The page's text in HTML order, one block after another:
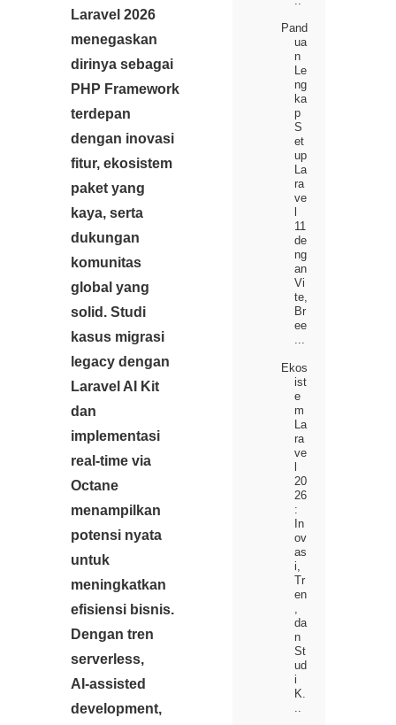
Laravel 2026
menegaskan
dirinya sebagai
PHP Framework
terdepan
dengan inovasi
fitur, ekosistem
paket yang
kaya, serta
dukungan
komunitas
global yang
solid. Studi
kasus migrasi
legacy dengan
Laravel AI Kit
dan
implementasi
real‑time via
Octane
menampilkan
potensi nyata
untuk
meningkatkan
efisiensi bisnis.
Dengan tren
serverless,
AI‑assisted
development,
Pand
ua
n
Le
ng
ka
p
S
et
up
La
ra
ve
11
de
ng
an
Vi
te,
Br
ee
...
Ekos
ist
e
m
La
ra
ve
20
26
:
In
ov
as
i,
Tr
en
da
n
St
ud
i
K.